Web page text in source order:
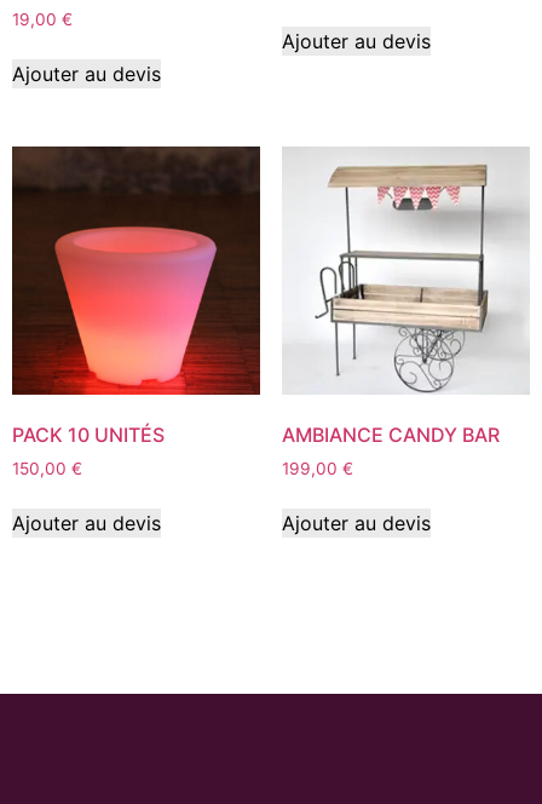
19,00 €
Ajouter au devis
Ajouter au devis
PACK 10 UNITÉS
150,00 €
Ajouter au devis
AMBIANCE CANDY BAR
199,00 €
Ajouter au devis